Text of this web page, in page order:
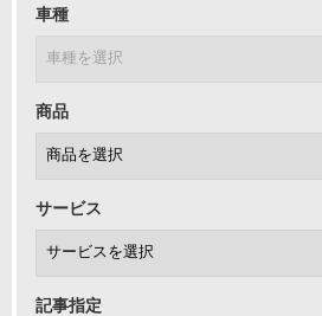
車種
商品
サービス
記事指定